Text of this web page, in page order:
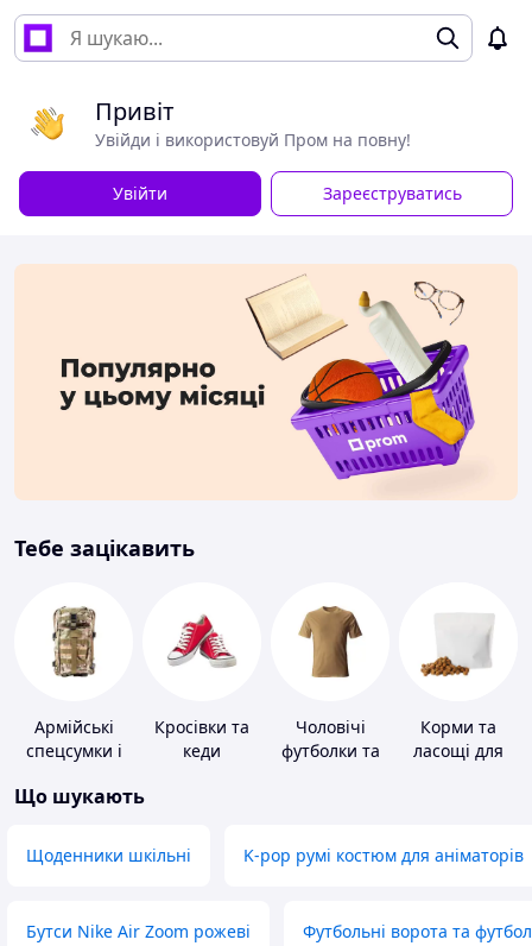
Привіт
Увійди і використовуй Пром на повну!
Увійти Зареєструватись
Тебе зацікавить
Армійські
спецсумки і
Кросівки та
кеди
Чоловічі
футболки та
Корми та
ласощі для
Що шукають
Щоденники шкільні K-pop румі костюм для аніматорів
Бутси Nike Air Zoom рожеві Футбольні ворота та